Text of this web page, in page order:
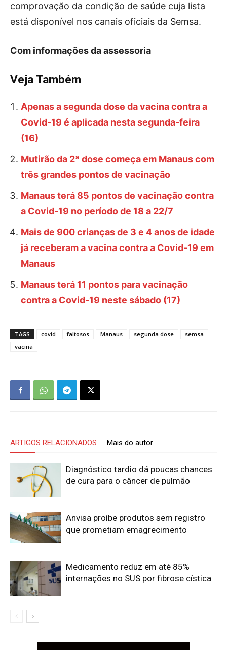
comprovação da condição de saúde cuja lista
está disponível nos canais oficiais da Semsa.
Com informações da assessoria
Veja Também
Apenas a segunda dose da vacina contra a
Covid-19 é aplicada nesta segunda-feira
(16)
Mutirão da 2ª dose começa em Manaus com
três grandes pontos de vacinação
Manaus terá 85 pontos de vacinação contra
a Covid-19 no período de 18 a 22/7
Mais de 900 crianças de 3 e 4 anos de idade
já receberam a vacina contra a Covid-19 em
Manaus
Manaus terá 11 pontos para vacinação
contra a Covid-19 neste sábado (17)
TAGS covid faltosos Manaus segunda dose
semsa
vacina
ARTIGOS RELACIONADOS Mais do autor
Diagnóstico tardio dá poucas chances
de cura para o câncer de pulmão
Anvisa proíbe produtos sem registro
que prometiam emagrecimento
Medicamento reduz em até 85%
internações no SUS por fibrose cística